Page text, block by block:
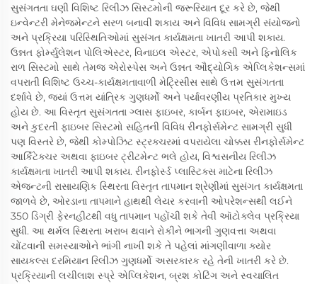
સુસંગતતા ઘણી વિશિષ્ટ રિલીઝ સિસ્ટમોની જરૂરિયાત દૂર કરે છે, જેથી
ઇન્વેન્ટરી મેનેજમેન્ટને સરળ બનાવી શકાય અને વિવિધ સામગ્રી સંયોજનો
અને પ્રક્રિયા પરિસ્થિતિઓમાં સુસંગત કાર્યક્ષમતા ખાતરી આપી શકાય.
ઉન્નત ફોર્મ્યુલેશન પોલિએસ્ટર, વિનાઇલ એસ્ટર, એપોક્સી અને ફિનોલિક
રાળ સિસ્ટમો સાથે તેમજ એરોસ્પેસ અને ઉન્નત ઔદ્યોગિક એપ્લિકેશન્સમાં
વપરાતી વિશિષ્ટ ઉચ્ચ-કાર્યક્ષમતાવાળી મેટ્રિસીસ સાથે ઉત્તમ સુસંગતતા
દર્શાવે છે, જ્યાં ઉત્તમ યાંત્રિક ગુણધર્મો અને પર્યાવરણીય પ્રતિકાર મુખ્ય
હોય છે. આ વિસ્તૃત સુસંગતતા ગ્લાસ ફાઇબર, કાર્બન ફાઇબર, એરામાઇડ
અને કુદરતી ફાઇબર સિસ્ટમો સહિતની વિવિધ રીનફોર્સમેન્ટ સામગ્રી સુધી
પણ વિસ્તરે છે, જેથી કોમ્પોઝિટ સ્ટ્રક્ચરમાં વપરાયેલા ચોક્કસ રીનફોર્સમેન્ટ
આર્કિટેક્ચર અથવા ફાઇબર ટ્રીટમેન્ટ ભલે હોય, વિશ્વસનીય રિલીઝ
કાર્યક્ષમતા ખાતરી આપી શકાય. રીનફોર્સ્ડ પ્લાસ્ટિક્સ માટેના રિલીઝ
એજન્ટની રાસાયણિક સ્થિરતા વિસ્તૃત તાપમાન શ્રેણીમાં સુસંગત કાર્યક્ષમતા
જાળવે છે, ઓરડાના તાપમાને હાથથી લેયર કરવાની ઓપરેશન્સથી લઈને
350 ડિગ્રી ફેરનહીટથી વધુ તાપમાન પહોંચી શકે તેવી ઑટોક્લેવ પ્રક્રિયા
સુધી. આ થર્મલ સ્થિરતા ખરાબ થવાને રોકીને ભાગની ગુણવત્તા અથવા
ચોંટવાની સમસ્યાઓને ભાંગી નાખી શકે તે પહેલાં માંગણીવાળા ક્યોર
સાયકલ્સ દરમિયાન રિલીઝ ગુણધર્મો અસરકારક રહે તેની ખાતરી કરે છે.
પ્રક્રિયાની લચીલાશ સ્પ્રે એપ્લિકેશન, બ્રશ કોટિંગ અને સ્વચાલિત